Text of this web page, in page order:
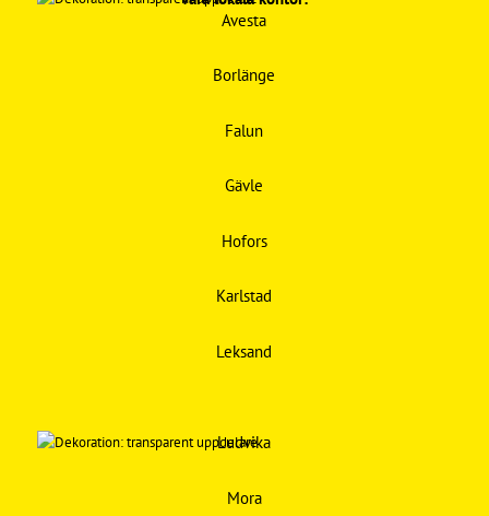
Avesta
Borlänge
Falun
Gävle
Hofors
Karlstad
Leksand
Ludvika
Mora